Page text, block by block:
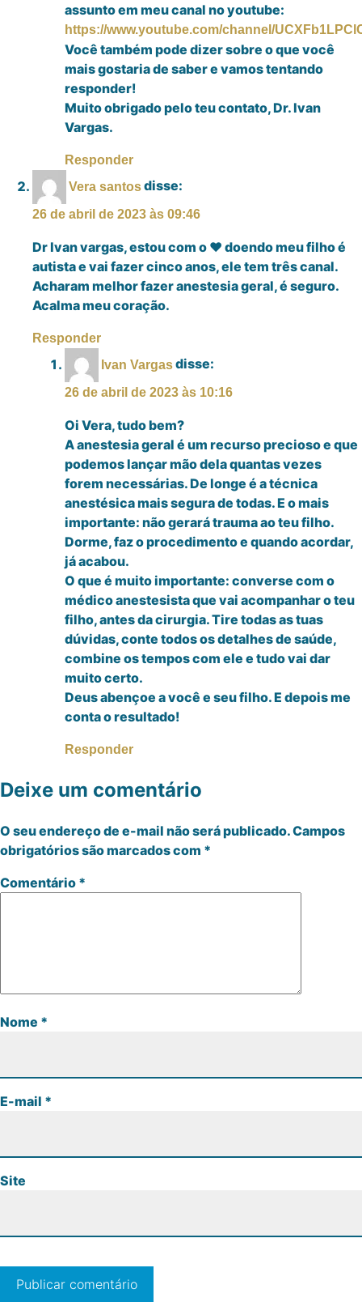
assunto em meu canal no youtube:
https://www.youtube.com/channel/
Você também pode dizer sobre o que você
mais gostaria de saber e vamos tentando
responder!
Muito obrigado pelo teu contato, Dr. Ivan
Vargas.
Responder
Vera santosdisse:
26 de abril de 2023 às 09:46
Dr Ivan vargas, estou com o ❤ doendo meu filho é
autista e vai fazer cinco anos, ele tem três canal.
Acharam melhor fazer anestesia geral, é seguro.
Acalma meu coração.
Responder
Ivan Vargasdisse:
26 de abril de 2023 às 10:16
Oi Vera, tudo bem?
A anestesia geral é um recurso precioso e que
podemos lançar mão dela quantas vezes
forem necessárias. De longe é a técnica
anestésica mais segura de todas. E o mais
importante: não gerará trauma ao teu filho.
Dorme, faz o procedimento e quando acordar,
já acabou.
O que é muito importante: converse com o
médico anestesista que vai acompanhar o teu
filho, antes da cirurgia. Tire todas as tuas
dúvidas, conte todos os detalhes de saúde,
combine os tempos com ele e tudo vai dar
muito certo.
Deus abençoe a você e seu filho. E depois me
conta o resultado!
Responder
Deixe um comentário
O seu endereço de e-mail não será publicado.Campos
obrigatórios são marcados com *
Comentário *
Nome *
E-mail *
Site